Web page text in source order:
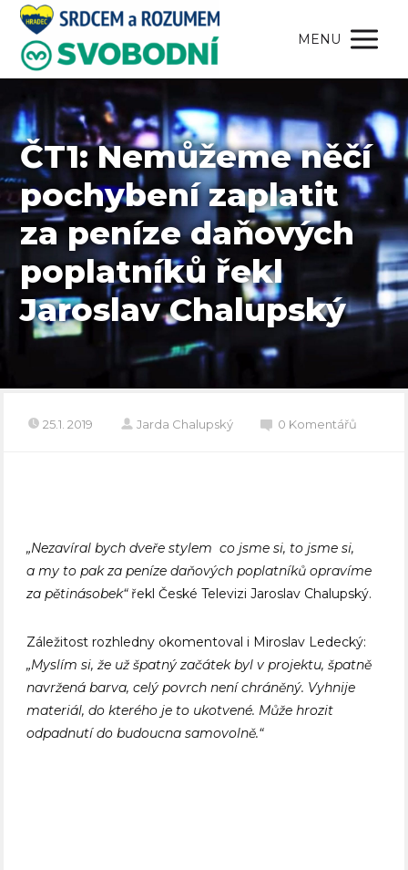
MENU
ČT1: Nemůžeme něčí
pochybení zaplatit
za peníze daňových
poplatníků řekl
Jaroslav Chalupský
25.1. 2019 Jarda Chalupský 0 Komentářů
„Nezavíral bych dveře stylem co jsme si, to jsme si,
a my to pak za peníze daňových poplatníků opravíme
za pětinásobek“řekl České Televizi Jaroslav Chalupský.
Záležitost rozhledny okomentoval i Miroslav Ledecký:
„Myslím si, že už špatný začátek byl v projektu, špatně
navržená barva, celý povrch není chráněný. Vyhnije
materiál, do kterého je to ukotvené. Může hrozit
odpadnutí do budoucna samovolně.“